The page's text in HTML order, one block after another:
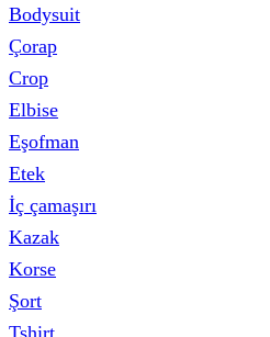
Bodysuit
Çorap
Crop
Elbise
Eşofman
Etek
İç çamaşırı
Kazak
Korse
Şort